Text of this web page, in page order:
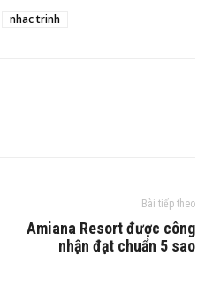
nhac trinh
Bài tiếp theo
Amiana Resort được công
nhận đạt chuẩn 5 sao